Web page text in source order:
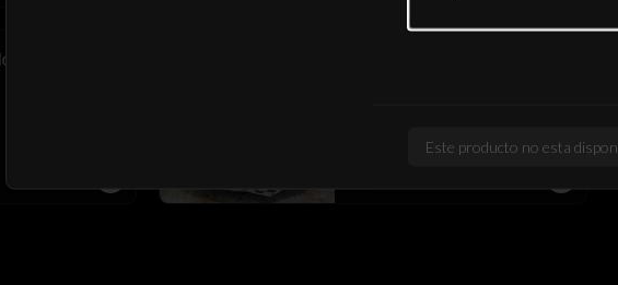
Bbq 6 Cortes
Este producto no esta